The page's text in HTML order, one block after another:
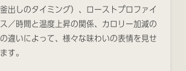
出しのタイミング）、ローストプロファイ
／時間と温度上昇の関係、カロリー加減の
違いによって、様々な味わいの表情を見せ
す。